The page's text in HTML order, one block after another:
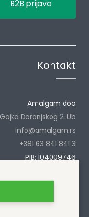
B2B prijava
Kontakt
Amalgam doo
Gojka Doronjskog 2, Ub
info@amalgam.rs
+381 63 841 841 3
PIB: 104009746